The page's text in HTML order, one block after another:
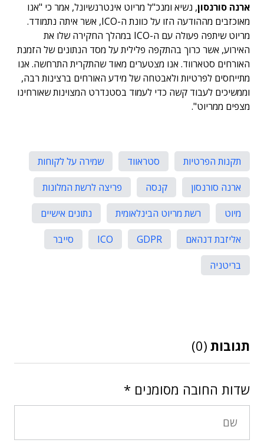
ארנה סורנסון, נשיא ומנכ"ל מריוט אינטרנשיונל, אמר כי "אנו
מאוכזבים מההודעה הזו על כוונת ה-ICO, אשר איתה נתמודד.
מריוט שיתפה פעולה עם ה-ICO במהלך החקירה שלו את
האירוע, אשר כרוך בהתקפה פלילית על מסד הנתונים של הזמנת
האורחים סטארווד. אנו מצטערים מאוד שהתקרית התרחשה. אנו
מתייחסים לפרטיות ולאבטחה של מידע האורחים ברצינות רבה,
וממשיכים לעבוד קשה כדי לעמוד בסטנדרט המצוינות שאורחינו
מצפים ממריוט".
תקנות הפרטיות סטראווד
שמירה על לקוחות
ארנה סורנסון
קנסה
פריצה לרשת המלונות
מיוט
רשת מריוט הבינלאומית
נתונים אישיים
אליזבת דנהאם
GDPR
ICO
סייבר
בריטניה
תגובות (0)
שדות החובה מסומנים *